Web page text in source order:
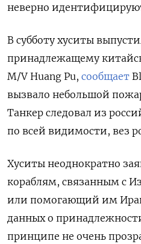
неверно
В субботу хуситы
принадлежащему
M/V Huang Pu, сообщает
вызвало небольшой
Танкер следовал из
по всей видимости, вез
Хуситы неоднократно
кораблям, связанным с
или помогающий им
данных о
принципе не очень